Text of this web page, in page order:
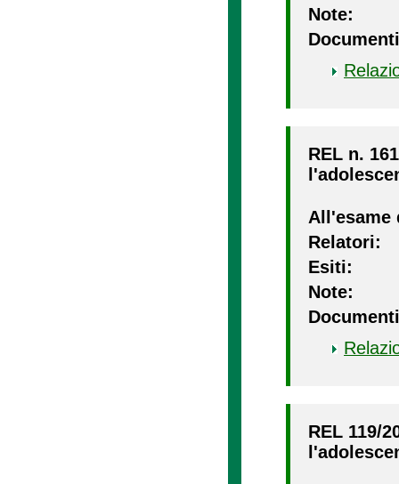
Note:
REL n.
All'esame
Relatori:
Esiti:
Note:
REL 119/